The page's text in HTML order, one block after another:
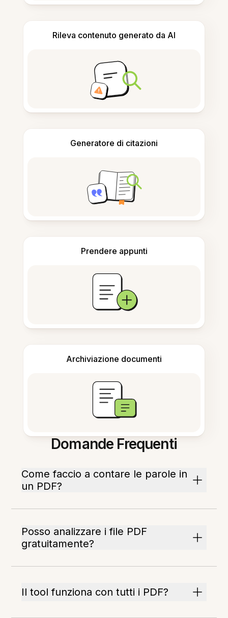
Rileva contenuto generato da AI
Generatore di citazioni
Prendere appunti
Archiviazione documenti
Domande Frequenti
Come faccio a contare le parole in
un PDF?
Posso analizzare i file PDF
gratuitamente?
Il tool funziona con tutti i PDF?